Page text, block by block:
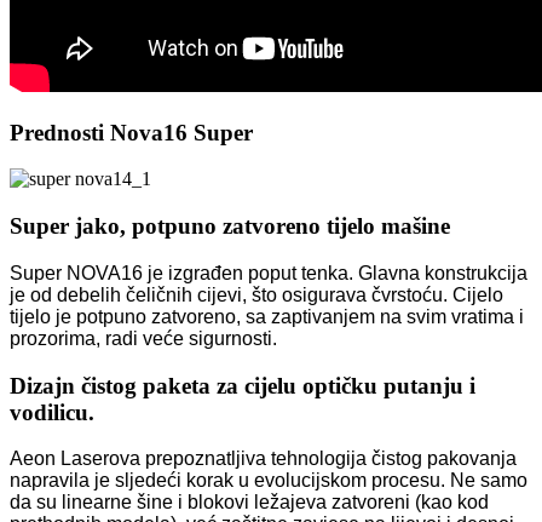
Prednosti Nova16 Super
Super jako, potpuno zatvoreno tijelo mašine
Super NOVA16 je izgrađen poput tenka. Glavna konstrukcija
je od debelih čeličnih cijevi, što osigurava čvrstoću. Cijelo
tijelo je potpuno zatvoreno, sa zaptivanjem na svim vratima i
prozorima, radi veće sigurnosti.
Dizajn čistog paketa za cijelu optičku putanju i
vodilicu.
Aeon Laserova prepoznatljiva tehnologija čistog pakovanja
napravila je sljedeći korak u evolucijskom procesu. Ne samo
da su linearne šine i blokovi ležajeva zatvoreni (kao kod